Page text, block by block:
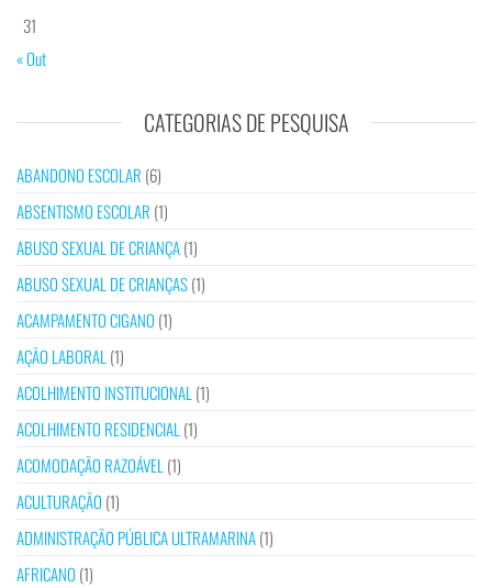
31
« Out
CATEGORIAS DE PESQUISA
ABANDONO ESCOLAR (6)
ABSENTISMO ESCOLAR (1)
ABUSO SEXUAL DE CRIANÇA(1)
ABUSO SEXUAL DE CRIANÇAS(1)
ACAMPAMENTO CIGANO (1)
AÇÃO LABORAL (1)
ACOLHIMENTO INSTITUCIONAL (1)
ACOLHIMENTO RESIDENCIAL (1)
ACOMODAÇÃO RAZOÁVEL (1)
ACULTURAÇÃO (1)
ADMINISTRAÇÃO PÚBLICA ULTRAMARINA(1)
AFRICANO (1)